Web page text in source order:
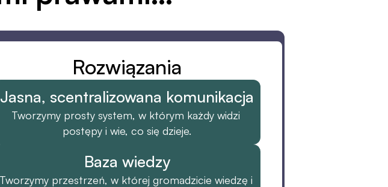
Rozwiązania
Jasna, scentralizowana komunikacja
Tworzymy prosty system, w którym każdy widzi
postępy i wie, co się dzieje.
Baza wiedzy
Tworzymy przestrzeń, w której gromadzicie wiedzę i